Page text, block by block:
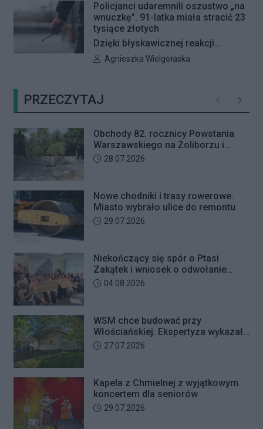
Rady Dzielnicy Żoliborz w sprawie
zaniechania budowy zespołu
przedszkolno-żłobkowego przy ul.
Ficowskiego. Po blisko pięciu
zaplanowano na koniec sierpnia
Policjanci udaremnili oszustwo „na
wnuczkę”. 91-latka miała stracić 23
tysiące złotych
Dzięki błyskawicznej reakcji
kryminalnych 91-letnia mieszkanka
wnuczkę”. Policjanci zatrzymali 32-
letniego mężczyznę w chwili, gdy
przyszedł odebrać przygotowane
przez seniorkę 23 tysiące złotych.
Mężczyzna usłyszał zarzut
Autor artykułu:
Agnieszka Wielgołaska
PRZECZYTAJ Poprzednie
Obchody 82. rocznicy Powstania
Warszawskiego na Żoliborzu i
Bielanach
Data dodania artykułu:
28.07.2026
Nowe chodniki i trasy rowerowe.
Miasto wybrało ulice do remontu
Data dodania artykułu:
29.07.2026
Niekończący się spór o Ptasi
Zakątek i wniosek o odwołanie
przewodniczącego Rady Dzielnicy
Data dodania artykułu:
04.08.2026
WSM chce budować przy
Włościańskiej. Ekspertyza wykazała
problemy z gruntem pod
Data dodania artykułu:
27.07.2026
Kapela z Chmielnej z wyjątkowym
koncertem dla seniorów
Data dodania artykułu:
29.07.2026